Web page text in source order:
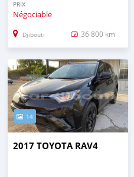
PRIX
Négociable
Djibouti 36 800 km
14
2017 TOYOTA RAV4